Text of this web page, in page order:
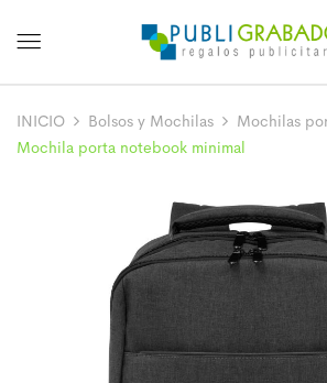
INICIO Bolsos y Mochilas
Mochilas
Mochila porta notebook minimal